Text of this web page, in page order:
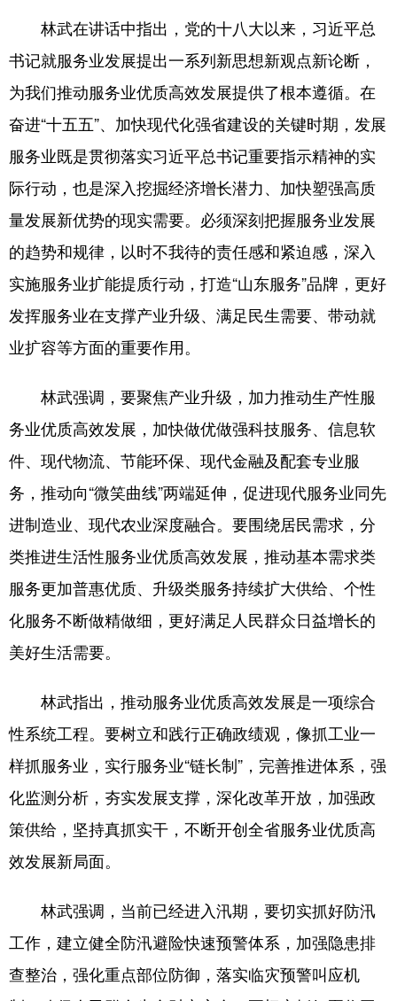
首页 山东新闻 图片 专题·访谈
政事 文旅 社会民生 山东产经
文娱 融媒秀 地市 科教
健康 微视齐鲁
English Español Français عربى
Русский язык 日本語 한국어
Deutsch Português
林武在讲话中指出，党的十八大以来，习近平总
书记就服务业发展提出一系列新思想新观点新论断，
为我们推动服务业优质高效发展提供了根本遵循。在
奋进“十五五”、加快现代化强省建设的关键时期，发展
服务业既是贯彻落实习近平总书记重要指示精神的实
际行动，也是深入挖掘经济增长潜力、加快塑强高质
量发展新优势的现实需要。必须深刻把握服务业发展
的趋势和规律，以时不我待的责任感和紧迫感，深入
实施服务业扩能提质行动，打造“山东服务”品牌，更好
发挥服务业在支撑产业升级、满足民生需要、带动就
业扩容等方面的重要作用。
林武强调，要聚焦产业升级，加力推动生产性服
务业优质高效发展，加快做优做强科技服务、信息软
件、现代物流、节能环保、现代金融及配套专业服
务，推动向“微笑曲线”两端延伸，促进现代服务业同先
进制造业、现代农业深度融合。要围绕居民需求，分
类推进生活性服务业优质高效发展，推动基本需求类
服务更加普惠优质、升级类服务持续扩大供给、个性
化服务不断做精做细，更好满足人民群众日益增长的
美好生活需要。
林武指出，推动服务业优质高效发展是一项综合
性系统工程。要树立和践行正确政绩观，像抓工业一
样抓服务业，实行服务业“链长制”，完善推进体系，强
化监测分析，夯实发展支撑，深化改革开放，加强政
策供给，坚持真抓实干，不断开创全省服务业优质高
效发展新局面。
林武强调，当前已经进入汛期，要切实抓好防汛
工作，建立健全防汛避险快速预警体系，加强隐患排
查整治，强化重点部位防御，落实临灾预警叫应机